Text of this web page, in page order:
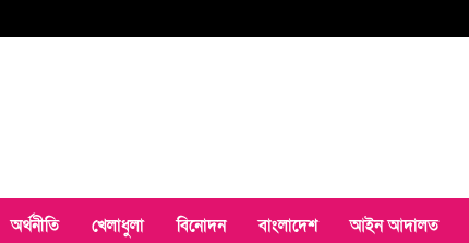
অর্থনীতি খেলাধুলা বিনোদন বাংলাদেশ আইন আদালত